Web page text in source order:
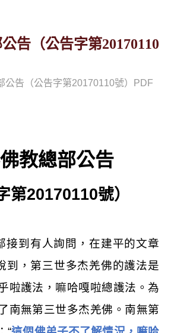
告（公告字第20170110
公告（公告字第20170110號）PDF
教總部公告
第20170110號）
接到有人詢問，在建平的文章
到，第三世多杰羌佛的護法是
啦護法，嘛哈嘎啦總護法。為
南無第三世多杰羌佛。南無第